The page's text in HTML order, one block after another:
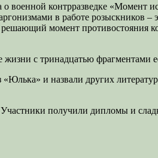
военной контрразведке «Момент
в работе розыскников –
момент противостояния
с тринадцатью фрагментами
«Юлька» и назвали других
Участники получили дипломы и